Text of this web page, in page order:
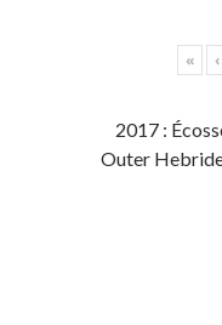
« ‹
2017 :
Outer